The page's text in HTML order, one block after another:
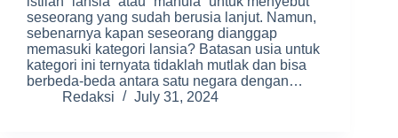
seseorang yang sudah berusia lanjut. Namun,
sebenarnya kapan seseorang dianggap
memasuki kategori lansia? Batasan usia untuk
kategori ini ternyata tidaklah mutlak dan bisa
berbeda-beda antara satu negara dengan…
Redaksi
July 31, 2024